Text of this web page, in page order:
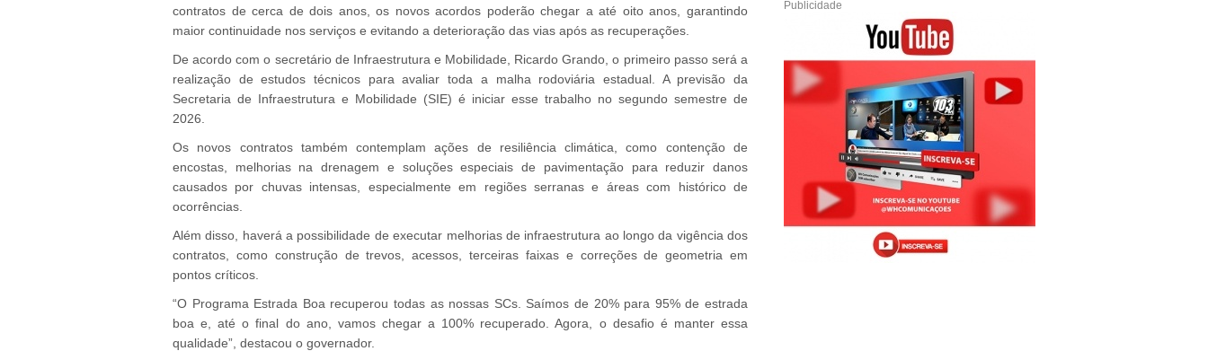
contratos de cerca de dois anos, os novos acordos poderão chegar a até oito anos, garantindo
maior continuidade nos serviços e evitando a deterioração das vias após as recuperações.
De acordo com o secretário de Infraestrutura e Mobilidade, Ricardo Grando, o primeiro passo será a
realização de estudos técnicos para avaliar toda a malha rodoviária estadual. A previsão da
Secretaria de Infraestrutura e Mobilidade (SIE) é iniciar esse trabalho no segundo semestre de
2026.
Os novos contratos também contemplam ações de resiliência climática, como contenção de
encostas, melhorias na drenagem e soluções especiais de pavimentação para reduzir danos
causados por chuvas intensas, especialmente em regiões serranas e áreas com histórico de
ocorrências.
Além disso, haverá a possibilidade de executar melhorias de infraestrutura ao longo da vigência dos
contratos, como construção de trevos, acessos, terceiras faixas e correções de geometria em
pontos críticos.
“O Programa Estrada Boa recuperou todas as nossas SCs. Saímos de 20% para 95% de estrada
boa e, até o final do ano, vamos chegar a 100% recuperado. Agora, o desafio é manter essa
qualidade”, destacou o governador.
Publicidade